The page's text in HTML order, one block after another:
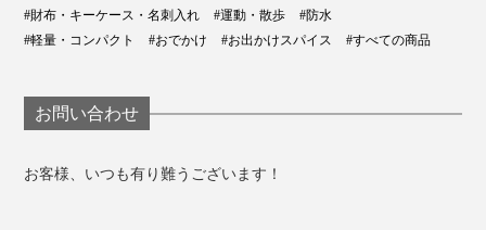
使い始めのうちは、フラップが邪魔して本体の蓋が開け
ど気にならなくなるのだそう。
新品状態は少し硬いですが、使い込むうちに馴染んでく
#財布・キーケース・名刺入れ
#運動・散歩
#防水
#軽量・コンパクト
#おでかけ #お出かけスパイス #すべての商品
お問い合わせ
お客様、いつも有り難うございます！